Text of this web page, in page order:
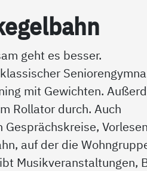
geht es besser.
mit Gewichten.
Rollator durch. Auch
auf der die
Musikveranstaltungen,